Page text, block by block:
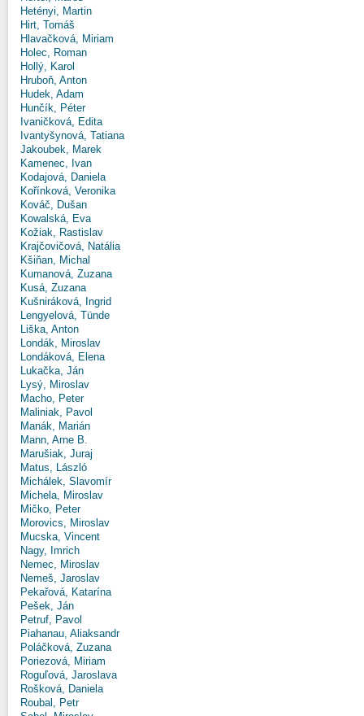
Hetényi, Martin
Hirt, Tomáš
Hlavačková, Miriam
Holec, Roman
Hollý, Karol
Hruboň, Anton
Hudek, Adam
Hunčík, Péter
Ivaničková, Edita
Ivantyšynová, Tatiana
Jakoubek, Marek
Kamenec, Ivan
Kodajová, Daniela
Kořínková, Veronika
Kováč, Dušan
Kowalská, Eva
Kožiak, Rastislav
Krajčovičová, Natália
Kšiňan, Michal
Kumanová, Zuzana
Kusá, Zuzana
Kušniráková, Ingrid
Lengyelová, Tünde
Liška, Anton
Londák, Miroslav
Londáková, Elena
Lukačka, Ján
Lysý, Miroslav
Macho, Peter
Maliniak, Pavol
Manák, Marián
Mann, Arne B.
Marušiak, Juraj
Matus, László
Michálek, Slavomír
Michela, Miroslav
Mičko, Peter
Morovics, Miroslav
Mucska, Vincent
Nagy, Imrich
Nemec, Miroslav
Nemeš, Jaroslav
Pekařová, Katarína
Pešek, Ján
Petruf, Pavol
Piahanau, Aliaksandr
Poláčková, Zuzana
Poriezová, Miriam
Roguľová, Jaroslava
Rošková, Daniela
Roubal, Petr